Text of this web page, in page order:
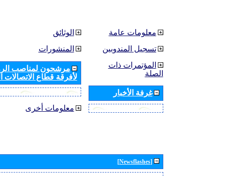
الوثائق
المنشورات
مرشحون لمناصب
لأفرقة قطاع الاتصالات
معلومات أخرى
معلومات عامة
تسجيل المندوبين
المؤتمرات ذات
الصلة
غرفة الأخبار
[Newsflashes]